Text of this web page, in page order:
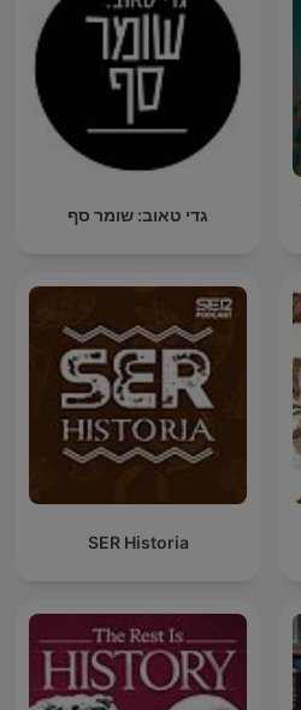
גדי טאוב: שומר סף
SER Historia